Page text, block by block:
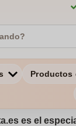
Productos
es el